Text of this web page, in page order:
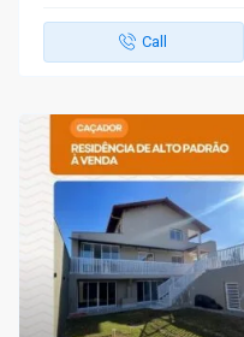
Call